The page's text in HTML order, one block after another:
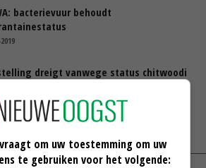
bacterievuur behoudt
dreigt vanwege status chitwoodi
om uw toestemming om uw
te gebruiken voor het volgende: